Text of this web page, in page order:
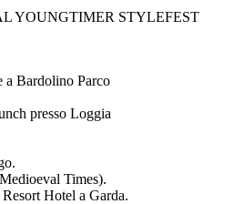
a Bardolino Parco
presso Loggia
Times).
Hotel a Garda.